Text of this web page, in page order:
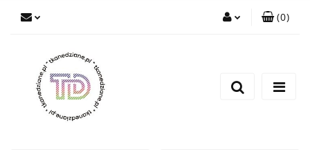
Wyślij e-mail
(0)